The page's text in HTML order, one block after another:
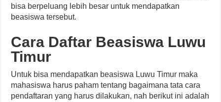
bisa berpeluang lebih besar untuk mendapatkan
beasiswa tersebut.
Cara Daftar Beasiswa Luwu
Timur
Untuk bisa mendapatkan beasiswa Luwu Timur maka
mahasiswa harus paham tentang bagaimana tata cara
pendaftaran yang harus dilakukan, nah berikut ini adalah